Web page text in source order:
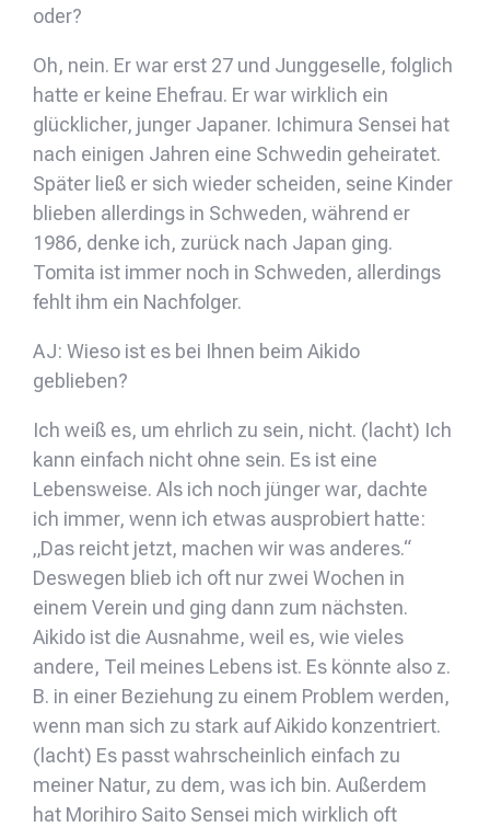
oder?
Oh, nein. Er war erst 27 und Junggeselle, folglich
hatte er keine Ehefrau. Er war wirklich ein
glücklicher, junger Japaner. Ichimura Sensei hat
nach einigen Jahren eine Schwedin geheiratet.
Später ließ er sich wieder scheiden, seine Kinder
blieben allerdings in Schweden, während er
1986, denke ich, zurück nach Japan ging.
Tomita ist immer noch in Schweden, allerdings
fehlt ihm ein Nachfolger.
AJ: Wieso ist es bei Ihnen beim Aikido
geblieben?
Ich weiß es, um ehrlich zu sein, nicht. (lacht) Ich
kann einfach nicht ohne sein. Es ist eine
Lebensweise. Als ich noch jünger war, dachte
ich immer, wenn ich etwas ausprobiert hatte:
„Das reicht jetzt, machen wir was anderes.“
Deswegen blieb ich oft nur zwei Wochen in
einem Verein und ging dann zum nächsten.
Aikido ist die Ausnahme, weil es, wie vieles
andere, Teil meines Lebens ist. Es könnte also z.
B. in einer Beziehung zu einem Problem werden,
wenn man sich zu stark auf Aikido konzentriert.
(lacht) Es passt wahrscheinlich einfach zu
meiner Natur, zu dem, was ich bin. Außerdem
hat Morihiro Saito Sensei mich wirklich oft